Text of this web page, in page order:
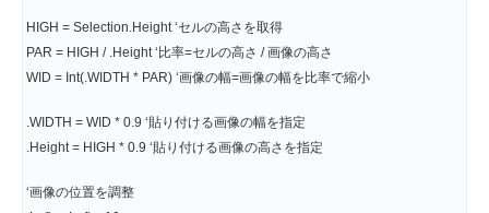
HIGH = Selection.Height ‘セルの高さを取得
PAR = HIGH / .Height ‘比率=セルの高さ / 画像の高さ
WID = Int(.WIDTH * PAR) ‘画像の幅=画像の幅を比率で縮小
.WIDTH = WID * 0.9 ‘貼り付ける画像の幅を指定
.Height = HIGH * 0.9 ‘貼り付ける画像の高さを指定
‘画像の位置を調整